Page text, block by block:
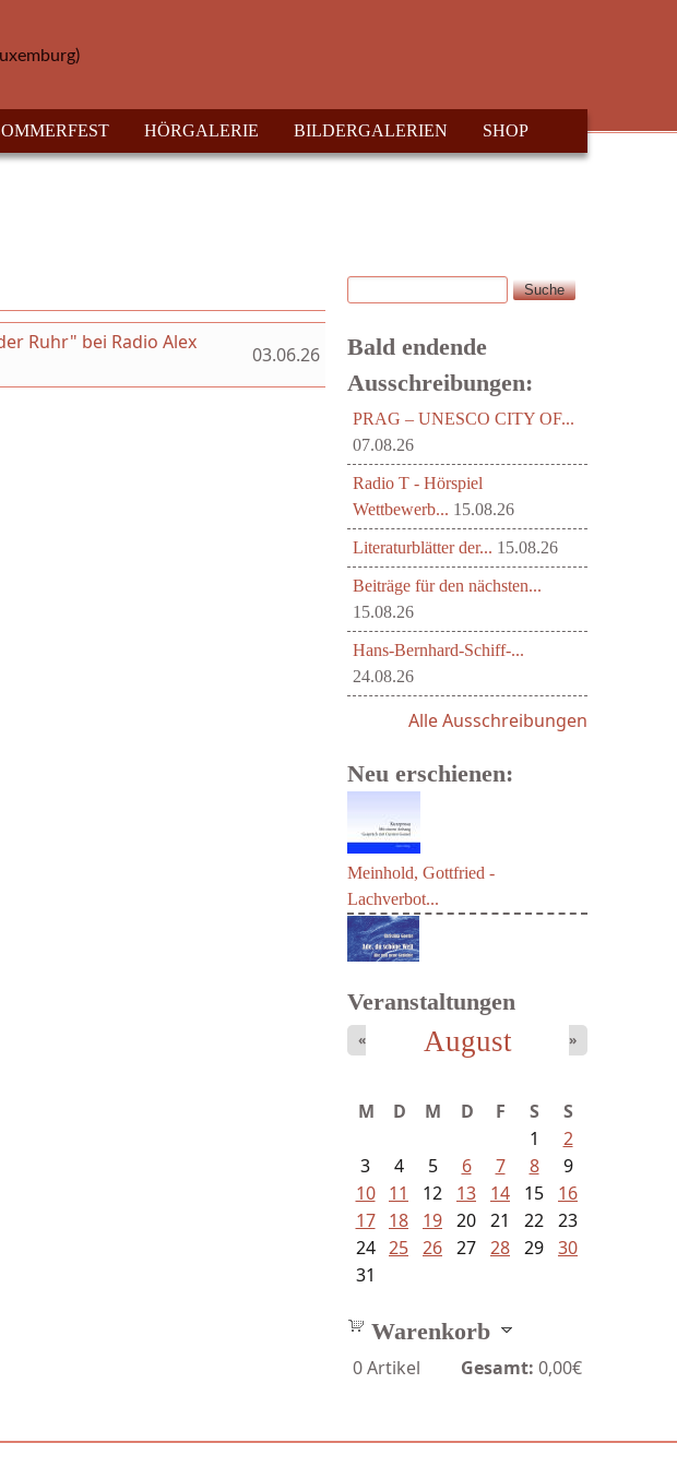
HÖRGALERIE BILDERGALERIEN SHOP
Ruhr" bei Radio Alex
03.06.26
Suchformular
Suche
Bald endende
Ausschreibungen:
PRAG – UNESCO CITY OF...
07.08.26
Radio T - Hörspiel
Wettbewerb... 15.08.26
Literaturblätter der... 15.08.26
Beiträge für den nächsten...
15.08.26
Hans-Bernhard-Schiff-...
24.08.26
Alle Ausschreibungen
Neu erschienen:
Meinhold, Gottfried -
Lachverbot...
Veranstaltungen
August
« »
M D M D F S
S
1
2
3
4 5 6 7 8
9
10
11 12 13 14 15
16
17
18 19 20 21 22 23
24 25 26 27 28 29 30
31
Warenkorb
0Artikel Gesamt: 0,00€